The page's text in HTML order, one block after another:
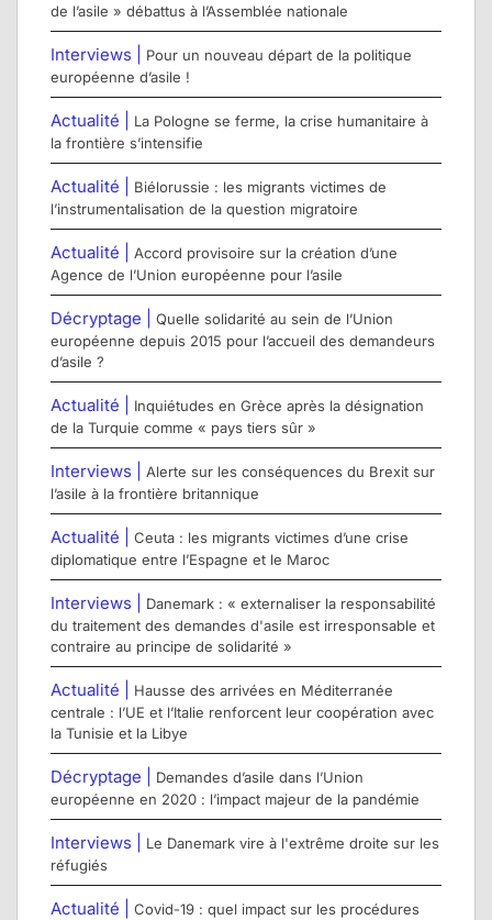
de l’asile » débattus à l’Assemblée nationale
Interviews |
Pour un nouveau départ de la politique
européenne d’asile !
Actualité |
La Pologne se ferme, la crise humanitaire à
la frontière s’intensifie
Actualité |
Biélorussie : les migrants victimes de
l’instrumentalisation de la question migratoire
Actualité | Accord provisoire sur la création d’une
Agence de l’Union européenne pour l’asile
Décryptage | Quelle solidarité au sein de l’Union
européenne depuis 2015 pour l’accueil des demandeurs
d’asile ?
Actualité |
Inquiétudes en Grèce après la désignation
de la Turquie comme « pays tiers sûr »
Interviews | Alerte sur les conséquences du Brexit sur
l’asile à la frontière britannique
Actualité | Ceuta : les migrants victimes d’une crise
diplomatique entre l’Espagne et le Maroc
Interviews |
Danemark : « externaliser la responsabilité
du traitement des demandes d'asile est irresponsable et
contraire au principe de solidarité »
Actualité |
Hausse des arrivées en Méditerranée
centrale : l’UE et l’Italie renforcent leur coopération avec
la Tunisie et la Libye
Décryptage |
Demandes d’asile dans l’Union
européenne en 2020 : l’impact majeur de la pandémie
Interviews |
Le Danemark vire à l'extrême droite sur les
réfugiés
Actualité | Covid-19 : quel impact sur les procédures